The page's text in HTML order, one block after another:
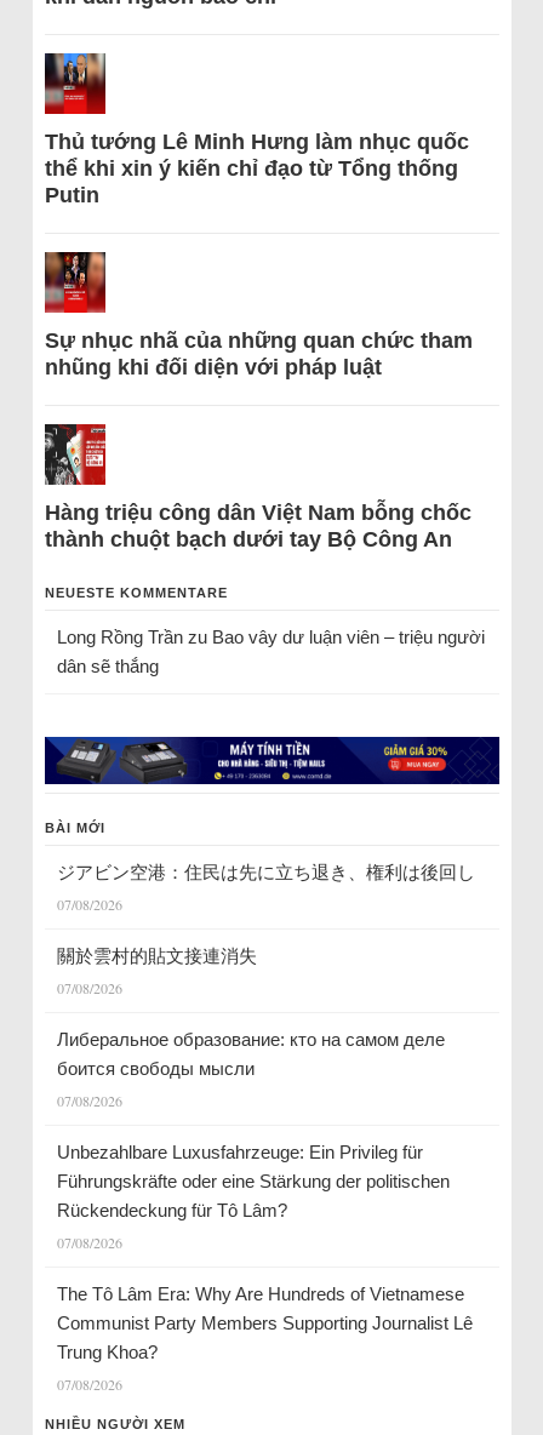
Thủ tướng Lê Minh Hưng làm nhục quốc
thể khi xin ý kiến chỉ đạo từ Tổng thống
Putin
Sự nhục nhã của những quan chức tham
nhũng khi đối diện với pháp luật
Hàng triệu công dân Việt Nam bỗng chốc
thành chuột bạch dưới tay Bộ Công An
NEUESTE KOMMENTARE
Long Rồng Trầnzu Bao vây dư luận viên – triệu người
dân sẽ thắng
BÀI MỚI
ジアビン空港：住民は先に立ち退き、権利は後回し
07/08/2026
關於雲村的貼文接連消失
07/08/2026
Либеральное образование: кто на самом деле
боится свободы мысли
07/08/2026
Unbezahlbare Luxusfahrzeuge: Ein Privileg für
Führungskräfte oder eine Stärkung der politischen
Rückendeckung für Tô Lâm?
07/08/2026
The Tô Lâm Era: Why Are Hundreds of Vietnamese
Communist Party Members Supporting Journalist Lê
Trung Khoa?
07/08/2026
NHIỀU NGƯỜI XEM